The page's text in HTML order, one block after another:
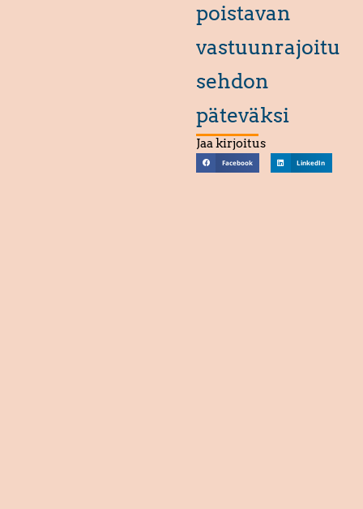
poistavan
vastuunrajoitu
sehdon
päteväksi
Jaa kirjoitus
Facebook LinkedIn